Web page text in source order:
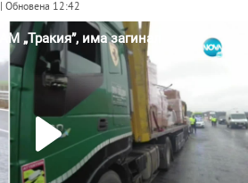
| Обновена 12:42